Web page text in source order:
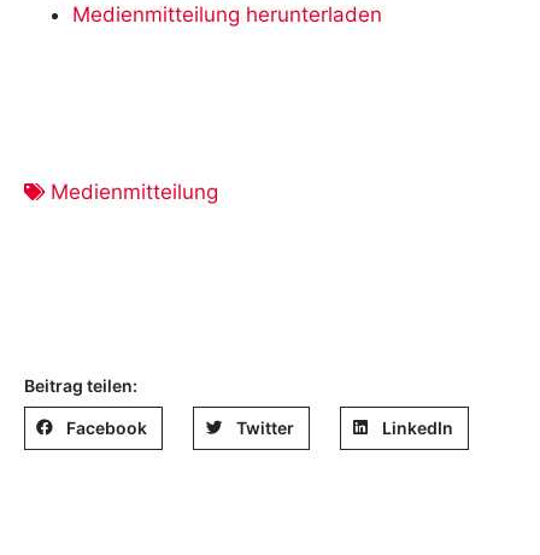
Medienmitteilung herunterladen
Medienmitteilung
Beitrag teilen:
Facebook Twitter LinkedIn